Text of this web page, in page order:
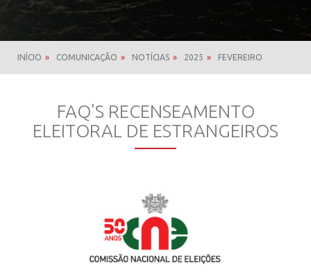
INÍCIO » COMUNICAÇÃO » NOTÍCIAS » 2025 » FEVEREIRO
FAQ'S RECENSEAMENTO
ELEITORAL DE ESTRANGEIROS